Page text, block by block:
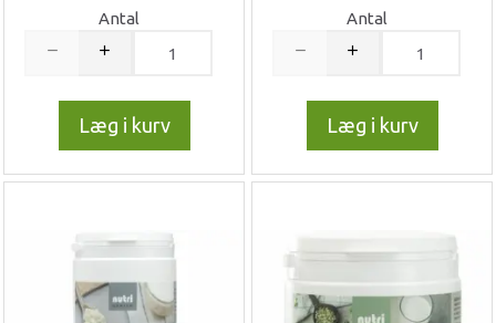
Antal
Læg i kurv
Antal
Læg i kurv